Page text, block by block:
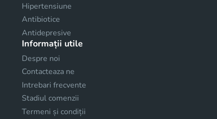
Hipertensiune
Antibiotice
Antidepresive
Informații utile
Despre noi
Contacteaza ne
Intrebari frecvente
Stadiul comenzii
Termeni și condiții